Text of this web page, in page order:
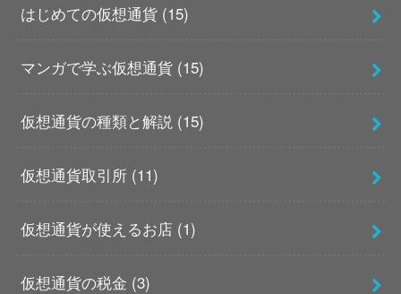
はじめての仮想通貨 (15)
マンガで学ぶ仮想通貨 (15)
仮想通貨の種類と解説 (15)
仮想通貨取引所 (11)
仮想通貨が使えるお店 (1)
仮想通貨の税金 (3)